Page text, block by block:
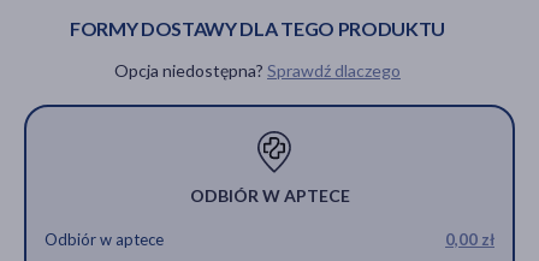
HitFORMY DOSTAWY DLA TEGO PRODUKTU
Opcja niedostępna? Sprawdź dlaczego
ODBIÓR W APTECE
Odbiór w aptece 0,00 zł